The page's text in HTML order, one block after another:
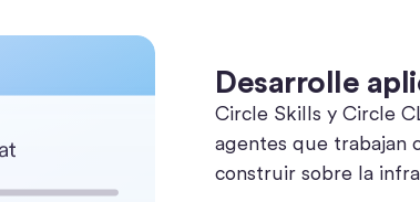
Desarrolle
Circle Skills y Circle
agentes que trabajan
construir sobre la